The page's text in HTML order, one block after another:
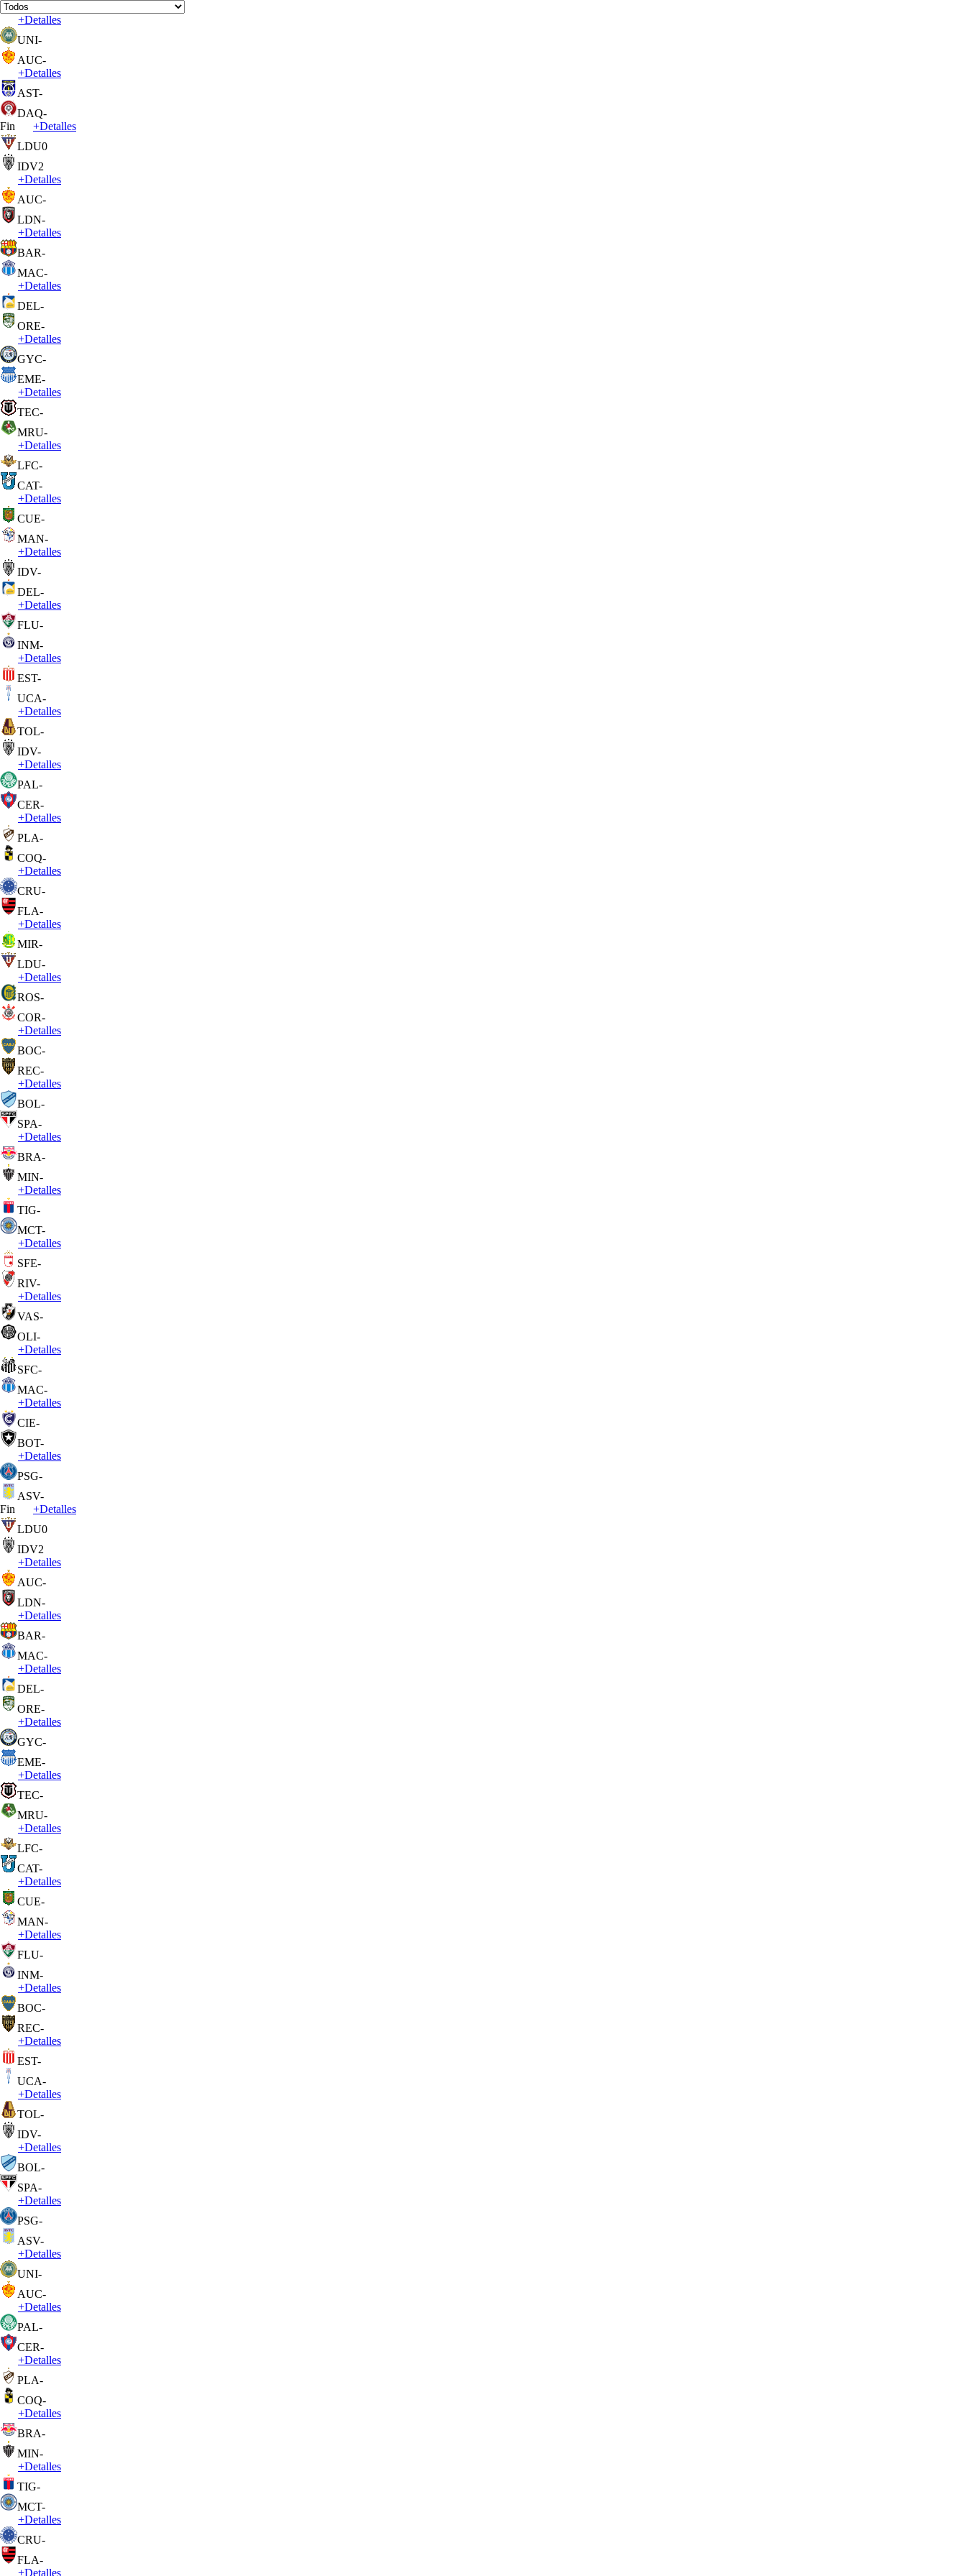
+Detalles
UNI-
AUC-
+Detalles
AST-
DAQ-
Fin
+Detalles
LDU0
IDV2
+Detalles
AUC-
LDN-
+Detalles
BAR-
MAC-
+Detalles
DEL-
ORE-
+Detalles
GYC-
EME-
+Detalles
TEC-
MRU-
+Detalles
LFC-
CAT-
+Detalles
CUE-
MAN-
+Detalles
IDV-
DEL-
+Detalles
FLU-
INM-
+Detalles
EST-
UCA-
+Detalles
TOL-
IDV-
+Detalles
PAL-
CER-
+Detalles
PLA-
COQ-
+Detalles
CRU-
FLA-
+Detalles
MIR-
LDU-
+Detalles
ROS-
COR-
+Detalles
BOC-
REC-
+Detalles
BOL-
SPA-
+Detalles
BRA-
MIN-
+Detalles
TIG-
MCT-
+Detalles
SFE-
RIV-
+Detalles
VAS-
OLI-
+Detalles
SFC-
MAC-
+Detalles
CIE-
BOT-
+Detalles
PSG-
ASV-
Fin
+Detalles
LDU0
IDV2
+Detalles
AUC-
LDN-
+Detalles
BAR-
MAC-
+Detalles
DEL-
ORE-
+Detalles
GYC-
EME-
+Detalles
TEC-
MRU-
+Detalles
LFC-
CAT-
+Detalles
CUE-
MAN-
+Detalles
FLU-
INM-
+Detalles
BOC-
REC-
+Detalles
EST-
UCA-
+Detalles
TOL-
IDV-
+Detalles
BOL-
SPA-
+Detalles
PSG-
ASV-
+Detalles
UNI-
AUC-
+Detalles
PAL-
CER-
+Detalles
PLA-
COQ-
+Detalles
BRA-
MIN-
+Detalles
TIG-
MCT-
+Detalles
CRU-
FLA-
+Detalles